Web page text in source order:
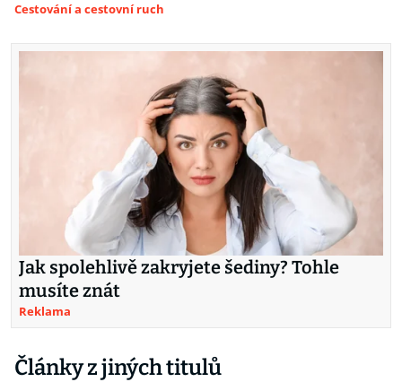
Cestování a cestovní ruch
Jak spolehlivě zakryjete šediny? Tohle
musíte znát
Reklama
Články z jiných titulů